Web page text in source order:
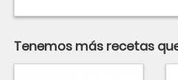
Tenemos más recetas